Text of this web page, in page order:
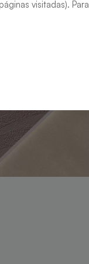
visitadas). Para